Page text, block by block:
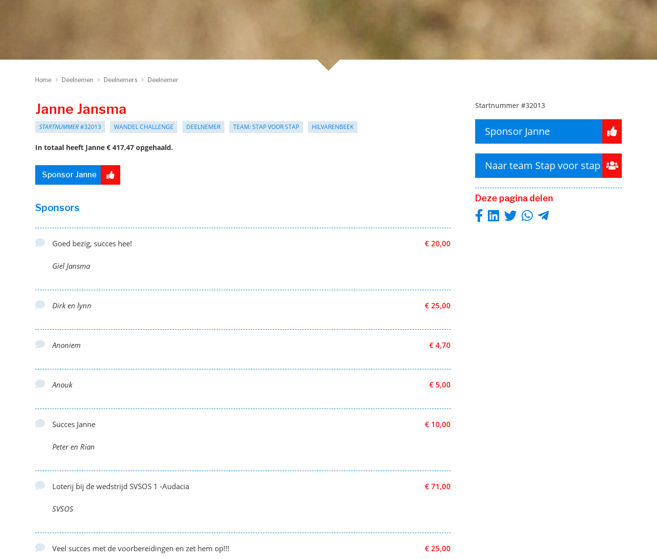
Home Deelnemen Deelnemers Deelnemer
Janne Jansma
STARTNUMMER#32013 WANDEL CHALLENGE DEELNEMER TEAM: STAP VOOR STAP HILVARENBEEK
In totaal heeft Janne € 417,47 opgehaald.
Sponsor Janne
Startnummer #32013
Sponsor Janne
Naar team Stap voor stap
Deze pagina delen
Sponsors
€ 20,00
Goed bezig, succes hee!
Giel Jansma
€ 25,00
Dirk en lynn
€ 4,70
Anoniem
€ 5,00
Anouk
€ 10,00
Succes Janne
Peter en Rian
€ 71,00
Loterij bij de wedstrijd SVSOS 1 -Audacia
SVSOS
€ 25,00
Veel succes met de voorbereidingen en zet hem op!!!